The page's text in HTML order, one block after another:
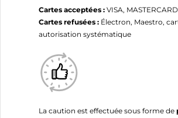
Cartes acceptées : VISA, MASTERCARD
Cartes refusées : Électron, Maestro,
autorisation systématique
La caution est effectuée sous forme de